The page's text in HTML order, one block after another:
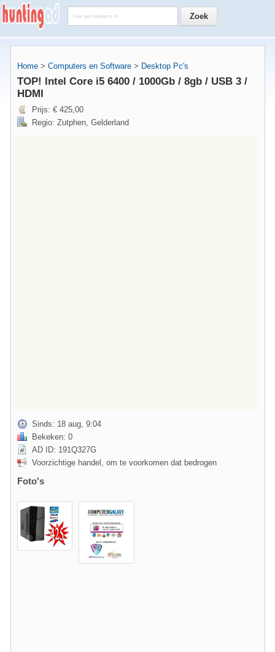
Home > Computers en Software > Desktop Pc's
TOP! Intel Core i5 6400 / 1000Gb / 8gb / USB 3 /
HDMI
Prijs: € 425,00
Regio: Zutphen, Gelderland
Sinds: 18 aug, 9:04
Bekeken: 0
AD ID: 191Q327G
Voorzichtige handel, om te voorkomen dat bedrogen
Foto's